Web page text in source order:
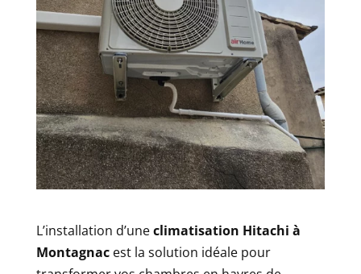
L’installation d’uneclimatisation Hitachi à
Montagnacest la solution idéale pour